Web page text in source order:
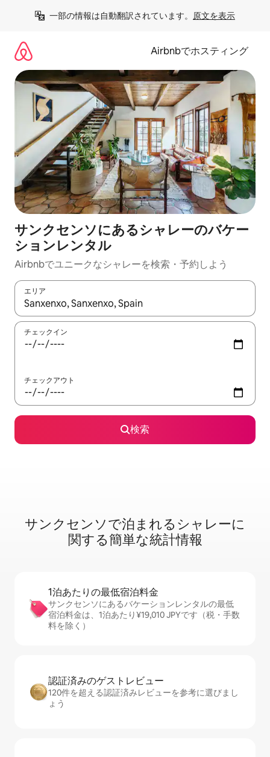
一部の情報は自動翻訳されています。 原文を表示
Airbnbでホスティング
サンクセンソにあるシャレーのバケー
ションレンタル
Airbnbでユニークなシャレーを検索・予約しよう
エリア
検索結果が表示されたら、上下の矢印キーを使って移動するか
チェックイン
チェックアウト
検索
サンクセンソで泊⁠ま⁠れ⁠るシ⁠ャ⁠レ⁠ー⁠に
関⁠す⁠る簡⁠単⁠な統⁠計⁠情⁠報
1泊あたりの最⁠低⁠宿⁠泊⁠料⁠金
サンクセンソにあるバケーションレンタルの最低
宿泊料金は、1泊あたり¥19,010 JPYです（税・手数
料を除く）
認証済みのゲ⁠ス⁠ト⁠レ⁠ビ⁠ュ⁠ー
120件を超える認証済みレビューを参考に選びまし
ょう